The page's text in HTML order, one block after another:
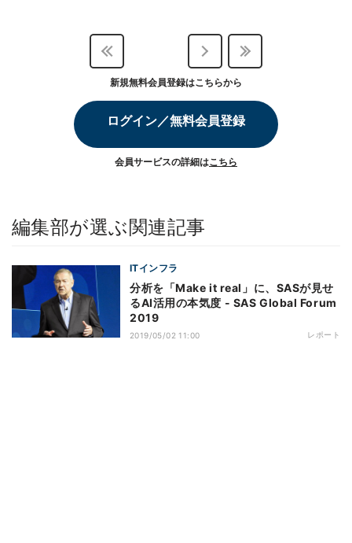
新規無料会員登録はこちらから
ログイン／無料会員登録
会員サービスの詳細はこちら
編集部が選ぶ関連記事
ITインフラ
分析を「Make it real」に、SASが見せ
るAI活用の本気度 - SAS Global Forum
2019
2019/05/02 11:00 レポート